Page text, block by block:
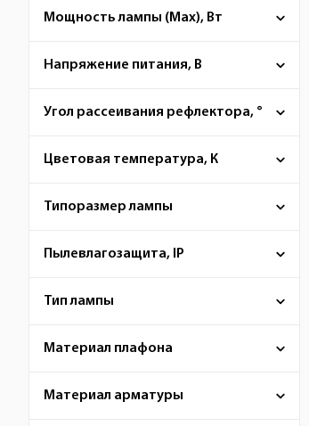
Мощность лампы (Max), Вт
Напряжение питания, В
Угол рассеивания рефлектора, °
Цветовая температура, К
Типоразмер лампы
Пылевлагозащита, IP
Тип лампы
Материал плафона
Материал арматуры